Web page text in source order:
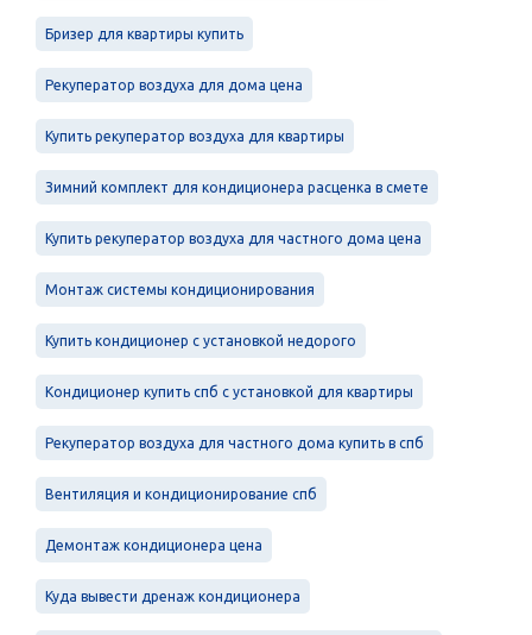
Бризер для квартиры купить
Рекуператор воздуха для дома цена
Купить рекуператор воздуха для квартиры
Зимний комплект для кондиционера расценка в смете
Купить рекуператор воздуха для частного дома цена
Монтаж системы кондиционирования
Купить кондиционер с установкой недорого
Кондиционер купить спб с установкой для квартиры
Рекуператор воздуха для частного дома купить в спб
Вентиляция и кондиционирование спб
Демонтаж кондиционера цена
Куда вывести дренаж кондиционера